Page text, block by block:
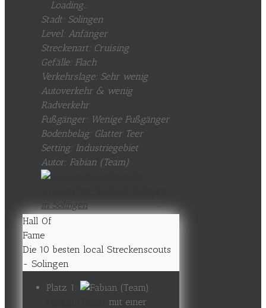
Loading...
Stadt: Solingen
Level: Anfänger
Streckenart: Cruising
Gefälle: Flach
Verkehrslage: Sehr wenig
Autoverkehr & wenig
Radverkehr
Fußgänger: Wenige Fußgänger
Bodenbelag: Glatter Teer
Setting: Industriegebiet
Autor: Fabian (Team)
Hall Of
Fame
Die 10 besten local Streckenscouts
- Solingen
Platz 1:
mit einer